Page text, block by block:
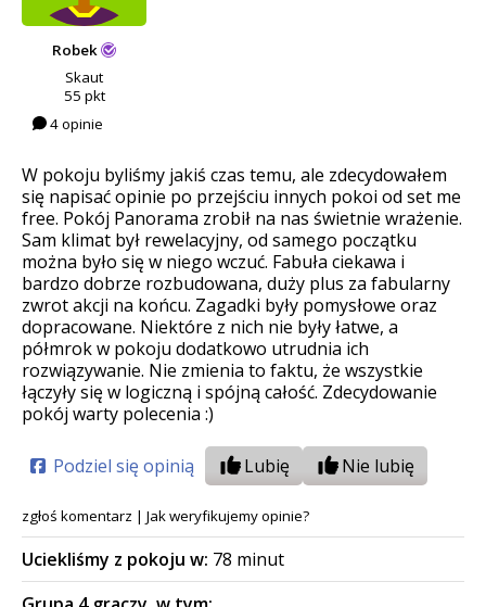
Robek
Skaut
55 pkt
4 opinie
W pokoju byliśmy jakiś czas temu, ale zdecydowałem
się napisać opinie po przejściu innych pokoi od set me
free. Pokój Panorama zrobił na nas świetnie wrażenie.
Sam klimat był rewelacyjny, od samego początku
można było się w niego wczuć. Fabuła ciekawa i
bardzo dobrze rozbudowana, duży plus za fabularny
zwrot akcji na końcu. Zagadki były pomysłowe oraz
dopracowane. Niektóre z nich nie były łatwe, a
półmrok w pokoju dodatkowo utrudnia ich
rozwiązywanie. Nie zmienia to faktu, że wszystkie
łączyły się w logiczną i spójną całość. Zdecydowanie
pokój warty polecenia :)
Podziel się opinią Lubię Nie lubię
zgłoś komentarz | Jak weryfikujemy opinie?
Uciekliśmy z pokoju w: 78 minut